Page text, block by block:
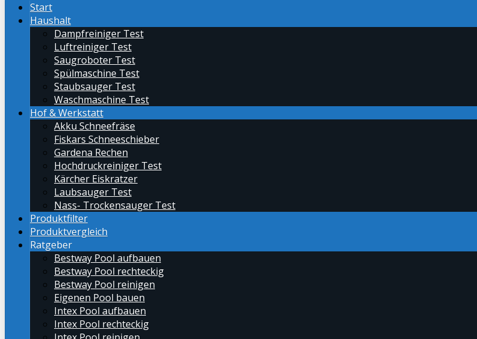
Start
Haushalt
Dampfreiniger Test
Luftreiniger Test
Saugroboter Test
Spülmaschine Test
Staubsauger Test
Waschmaschine Test
Hof & Werkstatt
Akku Schneefräse
Fiskars Schneeschieber
Gardena Rechen
Hochdruckreiniger Test
Kärcher Eiskratzer
Laubsauger Test
Nass- Trockensauger Test
Produktfilter
Produktvergleich
Ratgeber
Bestway Pool aufbauen
Bestway Pool rechteckig
Bestway Pool reinigen
Eigenen Pool bauen
Intex Pool aufbauen
Intex Pool rechteckig